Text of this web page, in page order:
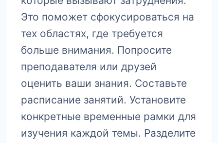
Это поможет сфокусироваться на
тех областях, где требуется
больше внимания. Попросите
преподавателя или друзей
оценить ваши знания. Составьте
расписание занятий. Установите
конкретные временные рамки для
изучения каждой темы. Разделите